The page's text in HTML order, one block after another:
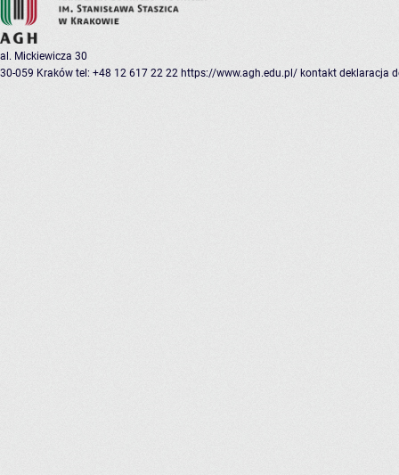
al. Mickiewicza 30
30-059 Kraków tel: +48 12 617 22 22 https://www.agh.edu.pl/ kontakt deklaracja